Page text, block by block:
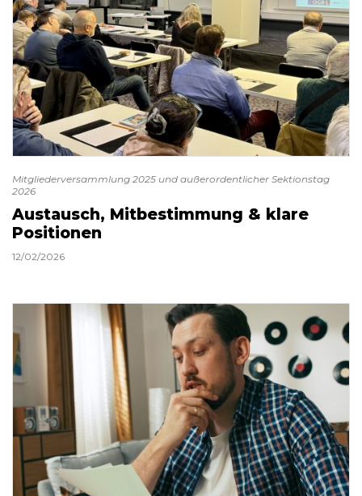
Mitgliederversammlung 2025 und außerordentlicher Sektionstag
2026
Austausch, Mitbestimmung & klare
Positionen
12/02/2026